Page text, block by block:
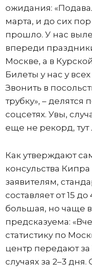
ожидания:
марта, и до сих
прошло. У нас
впереди
Москве, а в
Билеты у нас у
Звонить в
трубку», –
соцсетях. Увы,
еще не рекорд, тут
Как утверждают
консульства Кипра
заявителям,
составляет от 15
большая, но чаще
предсказуема:
статистику по
центр передают за
случаях за 2–3